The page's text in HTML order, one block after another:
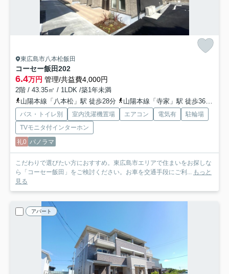
東広島市八本松飯田
コーセー飯田202
6.4万円 管理/共益費4,000円
2階 / 43.35㎡ / 1LDK /築1年未満
山陽本線「八本松」駅 徒歩28分
山陽本線「寺家」駅 徒歩36分
バス・トイレ別 室内洗濯機置場 エアコン 電気有
駐輪場
TVモニタ付インターホン
礼0 パノラマ
こだわりで選びたい方におすすめ。東広島市エリアで住まいをお探しな
ら「コーセー飯田」をご検討ください。お車を交通手段にご利... もっと
見る
アパート